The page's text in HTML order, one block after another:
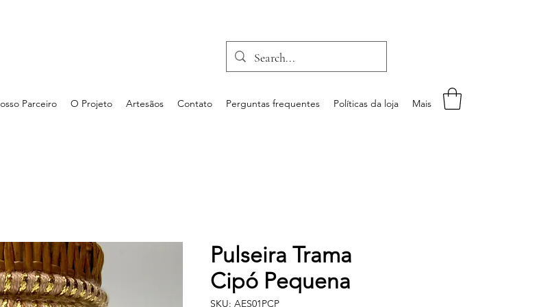
Parceiro O Projeto Artesãos Contato Perguntas frequentes Políticas da loja Mais
Pulseira Trama
Cipó Pequena
SKU: AES01PCP